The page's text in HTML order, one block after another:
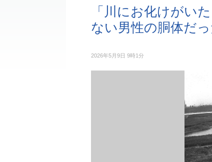
「川にお化けがい
ない男性の胴体だっ
2026年5月9日 9時1分